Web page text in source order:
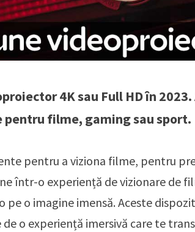
4K sau Full HD în
pentru filme, gaming sau sport.
pentru a viziona filme, pentru
într-o experiență de vizionare de
pe o imagine imensă. Aceste
o experiență imersivă care te